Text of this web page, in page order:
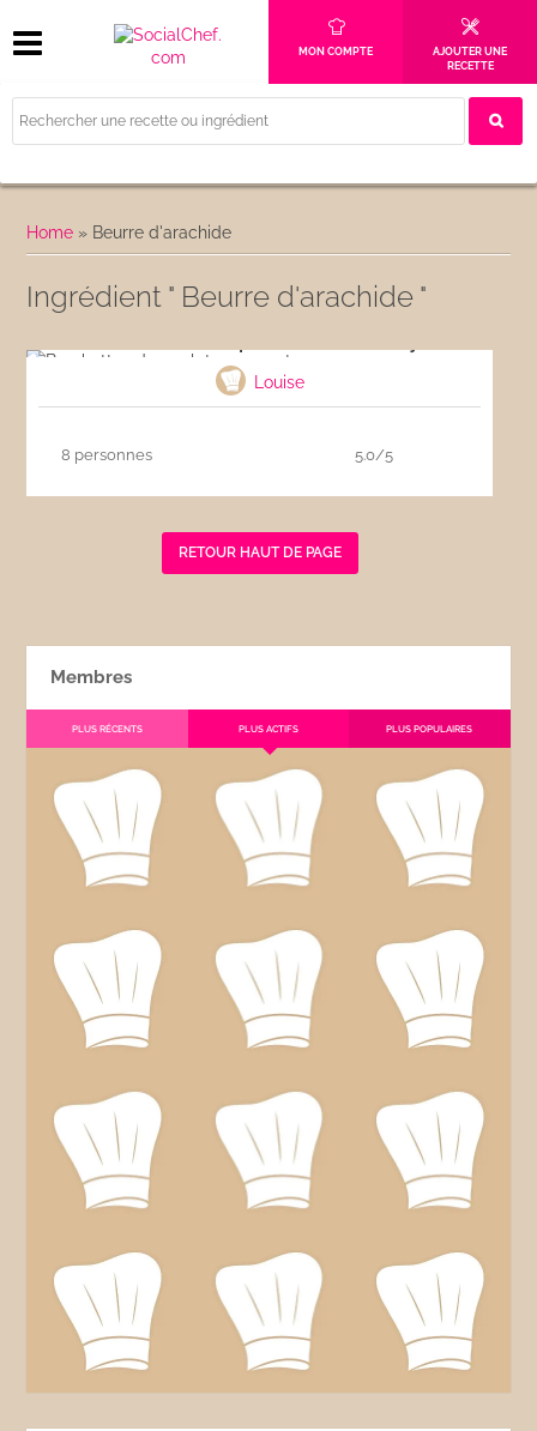
MON COMPTE
AJOUTER UNE
RECETTE
Home » Beurre d'arachide
Ingrédient " Beurre d'arachide "
Louise
8 personnes 5.0/5
RETOUR HAUT DE PAGE
Membres
PLUS RÉCENTS PLUS ACTIFS PLUS POPULAIRES